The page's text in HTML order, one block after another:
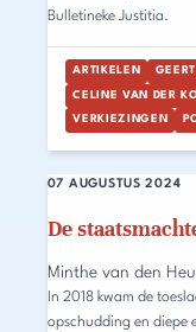
Bulletineke Justitia.
ARTIKELEN
CELINE VAN DER
VERKIEZINGEN
De
07 AUGUSTUS 2024
Minthe van den
In 2018 kwam de
opschudding en diepe